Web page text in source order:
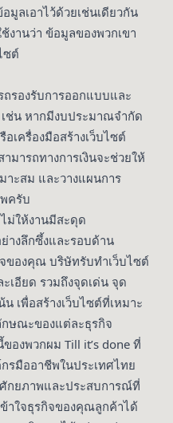
มูลเอาไว้ด้วยเช่นเดียวกัน
งานว่า ข้อมูลของพวกเขา
ซต์
รองรับการออกแบบและ
ช่น หากมีงบประมาณจำกัด
อเครื่องมือสร้างเว็บไซต์
มารถทางการเงินจะช่วยให้
าะสม และวางแผนการ
ครับ
ม่ให้งานมีสะดุด
างลึกซึ้งและรอบด้าน
ของคุณ บริษัทรับทำเว็บไซต์
เอียด รวมถึงจุดเด่น จุด
เพื่อสร้างเว็บไซต์ที่เหมาะ
ษณะของแต่ละธุรกิจ
องพวกผม Till it’s done ที่
รมืออาชีพในประเทศไทย
ศักยภาพและประสบการณ์ที่
าใจธุรกิจของคุณลูกค้าได้